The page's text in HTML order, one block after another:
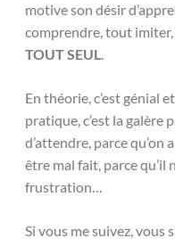
motive son désir
comprendre, tout
TOUT SEUL.
En théorie, c’est génial
pratique, c’est la galère
d’attendre, parce qu’on
être mal fait, parce qu’il
frustration…
Si vous me suivez, vous